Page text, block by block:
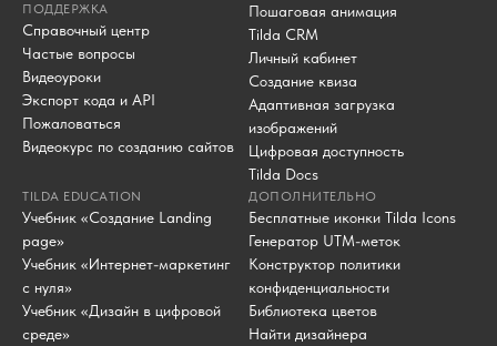
ПОДДЕРЖКА
Справочный центр
Частые вопросы
Видеоуроки
Экспорт кода и API
Пожаловаться
Видеокурс по созданию сайтов
Пошаговая анимация
Tilda CRM
Личный кабинет
Создание квиза
Адаптивная загрузка
изображений
Цифровая доступность
Tilda Docs
TILDA EDUCATION
Учебник «Создание Landing
page»
Учебник «Интернет-маркетинг
с нуля»
Учебник «Дизайн в цифровой
среде»
ДОПОЛНИТЕЛЬНО
Бесплатные иконки Tilda Icons
Генератор UTM-меток
Конструктор политики
конфиденциальности
Библиотека цветов
Найти дизайнера